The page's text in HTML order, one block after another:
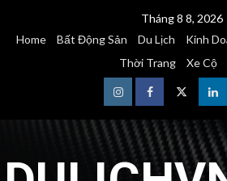
Tháng 8 8, 2026
Home
Bất Động Sản Du Lịch Kinh
Thời Trang
Xe Cộ
InstagramFacebookTwitter